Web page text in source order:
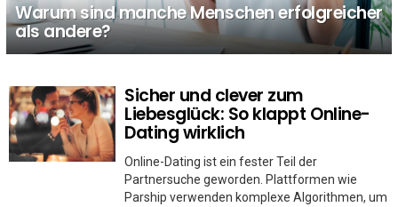
Warum sind manche Menschen erfolgreicher
als andere?
MORE
STORIES
Sicher und clever zum
Liebesglück: So klappt Online-
Dating wirklich
Online-Dating ist ein fester Teil der
Partnersuche geworden. Plattformen wie
Parship verwenden komplexe Algorithmen, um